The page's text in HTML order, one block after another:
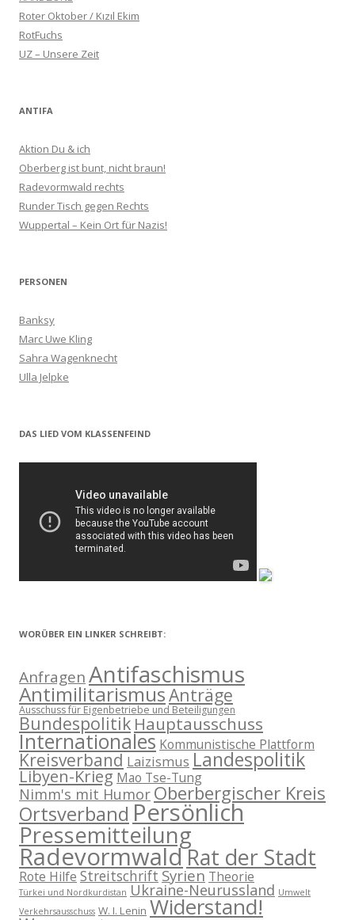
Roter Oktober / Kızıl Ekim
RotFuchs
UZ – Unsere Zeit
ANTIFA
Aktion Du & ich
Oberberg ist bunt, nicht braun!
Radevormwald rechts
Runder Tisch gegen Rechts
Wuppertal – Kein Ort für Nazis!
PERSONEN
Banksy
Marc Uwe Kling
Sahra Wagenknecht
Ulla Jelpke
DAS LIED VOM KLASSENFEIND
WORÜBER EIN LINKER SCHREIBT:
AnfragenAntifaschismus
AntimilitarismusAnträge
Ausschuss für Eigenbetriebe und Beteiligungen
Bundespolitik Hauptausschuss
Internationales Kommunistische Plattform
Kreisverband Laizismus Landespolitik
Libyen-Krieg Mao Tse-Tung
Nimm's mit Humor Oberbergischer Kreis
OrtsverbandPersönlich
Pressemitteilung
RadevormwaldRat der Stadt
Rote Hilfe Streitschrift Syrien Theorie
Türkei und Nordkurdistan Ukraine-Neurussland Umwelt
Verkehrsausschuss W. I. Lenin Widerstand!